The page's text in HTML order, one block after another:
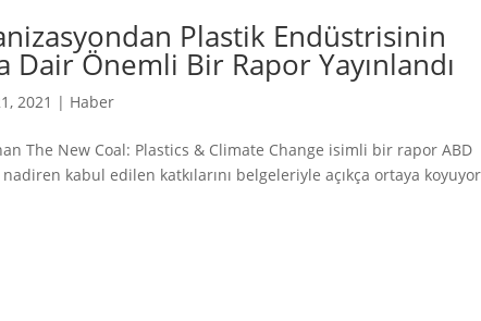
Plastik Endüstrisinin
Dair Önemli Bir Rapor Yayınlandı
2021 | Haber
The New Coal: Plastics & Climate Change isimli bir rapor ABD
kabul edilen katkılarını belgeleriyle açıkça ortaya